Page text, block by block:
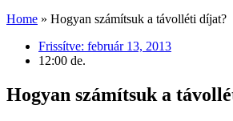
Home » Hogyan számítsuk a távolléti díjat?
Frissítve: február 13, 2013
12:00 de.
Hogyan számítsuk a